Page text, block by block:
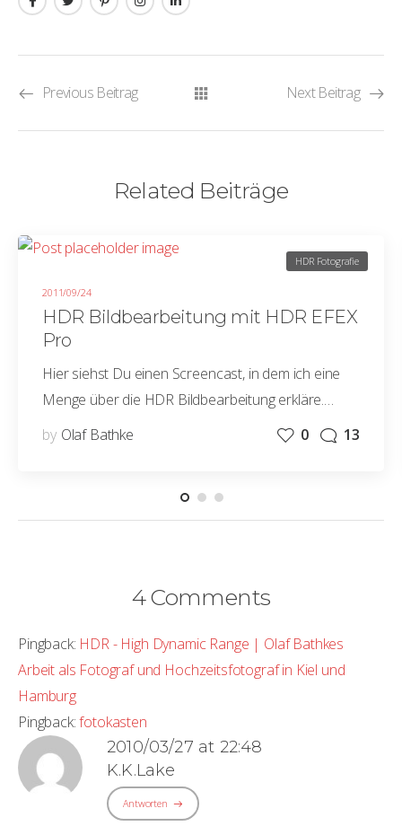
Previous Beitrag Next Beitrag
Related Beiträge
2011/09/24
HDR Fotografie
HDR Bildbearbeitung mit HDR EFEX
Pro
Hier siehst Du einen Screencast, in dem ich eine
Menge über die HDR Bildbearbeitung erkläre.…
by Olaf Bathke 0 13
4 Comments
Pingback: HDR - High Dynamic Range | Olaf Bathkes
Arbeit als Fotograf und Hochzeitsfotograf in Kiel und
Hamburg
Pingback:fotokasten
2010/03/27 at 22:48
K.K.Lake
Antworten